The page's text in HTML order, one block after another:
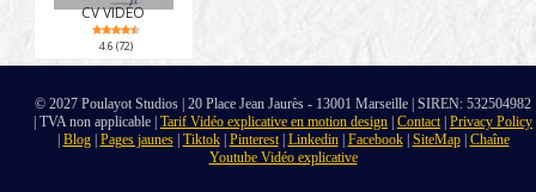
CV VIDÉO
4.6 (72)
© 2027 Poulayot Studios | 20 Place Jean Jaurès - 13001 Marseille | SIREN: 532504982
| TVA non applicable | Tarif Vidéo explicative en motion design Contact| Privacy Policy
Blog| Pages jaunes| Tiktok| Pinterest| Linkedin| Facebook| SiteMap| Chaîne
Youtube Vidéo explicative